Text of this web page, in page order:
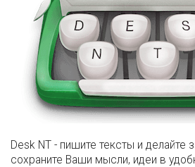
Desk NT - пишите тексты и делайте
сохраните Ваши мысли, идеи в